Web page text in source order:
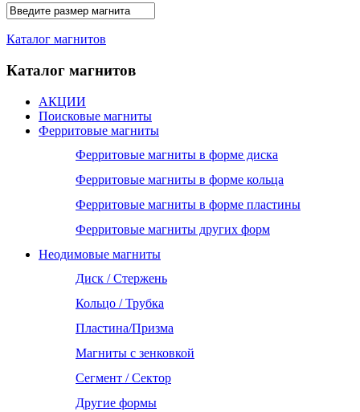
Каталог магнитов
Каталог магнитов
АКЦИИ
Поисковые магниты
Ферритовые магниты
Ферритовые магниты в форме диска
Ферритовые магниты в форме кольца
Ферритовые магниты в форме пластины
Ферритовые магниты других форм
Неодимовые магниты
Диск / Стержень
Кольцо / Трубка
Пластина/Призма
Магниты с зенковкой
Сегмент / Сектор
Другие формы